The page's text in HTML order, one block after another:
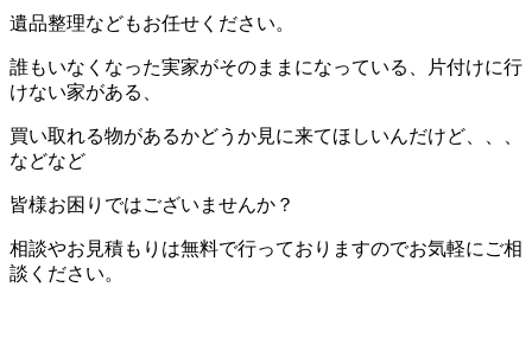
遺品整理などもお任せください。
誰もいなくなった実家がそのままになっている、片付けに行
けない家がある、
買い取れる物があるかどうか見に来てほしいんだけど、、、
などなど
皆様お困りではございませんか？
相談やお見積もりは無料で行っておりますのでお気軽にご相
談ください。